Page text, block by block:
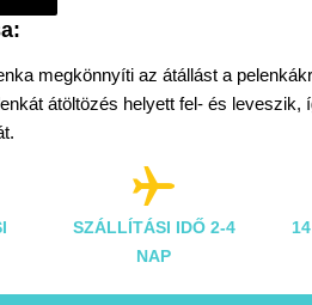
megkönnyíti az átállást a
átöltözés helyett fel- és leveszik,

SZÁLLÍTÁSI IDŐ 2-4
NAP